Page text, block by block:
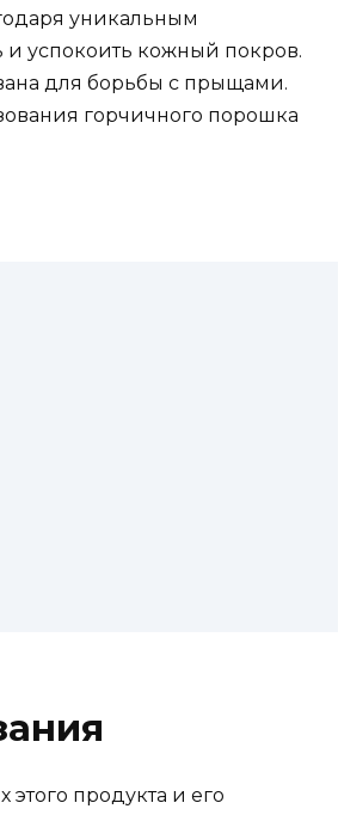
уникальным
и успокоить кожный покров.
для борьбы с прыщами.
горчичного порошка
продукта и его